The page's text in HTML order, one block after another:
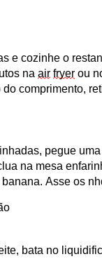
e cozinhe o
na air fryerou
comprimento,
pegue
na mesa
Asse os
bata no